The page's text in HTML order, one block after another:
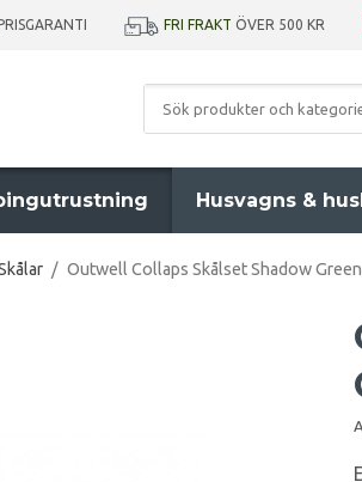
FRI FRAKT ÖVER 500 KR
Husvagns &
/ Outwell Collaps Skålset Shadow Green